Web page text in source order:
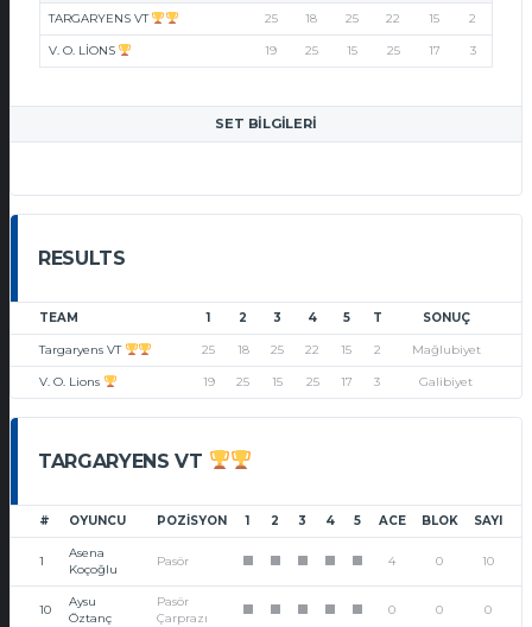
TARGARYENS VT 25 18 25 22 15 2
V. O. LIONS 19 25 15 25 17 3
SET BILGILERI
RESULTS
TEAM 1 2 3 4 5 T SONUÇ
Targaryens VT 25 18 25 22 15 2 Mağlubiyet
V. O. Lions 19 25 15 25 17 3 Galibiyet
TARGARYENS VT
# OYUNCU POZISYON 1 2 3 4 5 ACE BLOK SAYI
1
Asena
Koçoğlu
Pasör 4 0 10
10
Aysu
Öztanç
Pasör
Çarprazı
0 0 0